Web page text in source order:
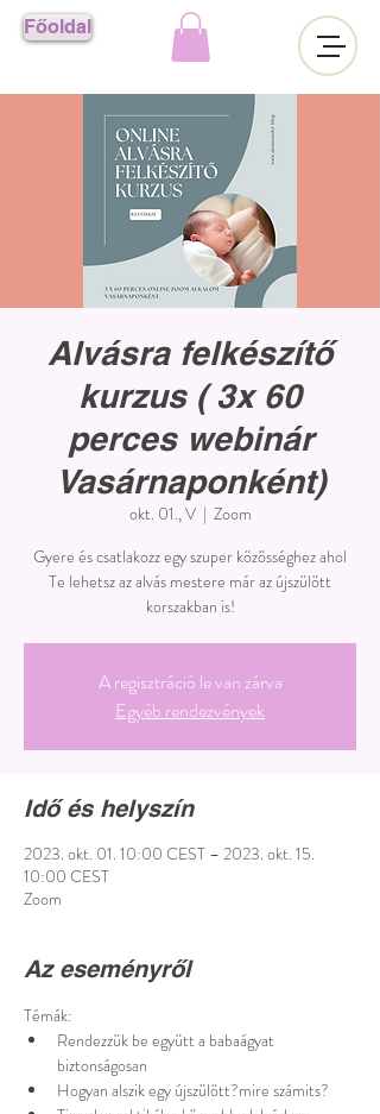
Főoldal
Alvásra felkészítő
kurzus ( 3x 60
perces webinár
Vasárnaponként)
okt. 01., V
  |
Zoom
Gyere és csatlakozz egy szuper közösséghez ahol
Te lehetsz az alvás mestere már az újszülött
korszakban is!
A regisztráció le van zárva
Egyéb rendezvények
Idő és helyszín
2023. okt. 01. 10:00 CEST – 2023. okt. 15.
10:00 CEST
Zoom
Az eseményről
Témák:
Rendezzük be együtt a babaágyat
biztonságosan
Hogyan alszik egy újszülött?mire számits?